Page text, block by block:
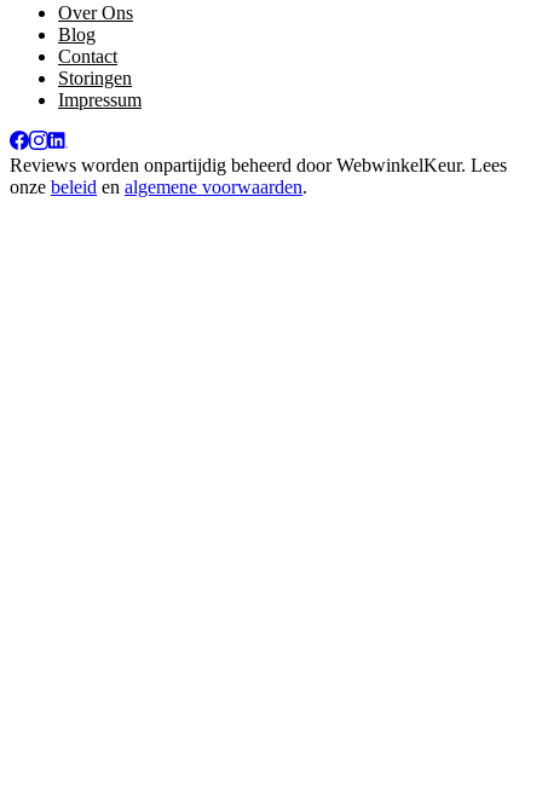
Over Ons
Blog
Contact
Storingen
Impressum
Reviews worden onpartijdig beheerd doorWebwinkelKeur. Lees
onze beleid en algemene voorwaarden.